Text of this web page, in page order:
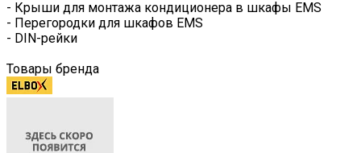
- Крыши для монтажа кондиционера в шкафы EMS
- Перегородки для шкафов EMS
- DIN-рейки
Товары бренда